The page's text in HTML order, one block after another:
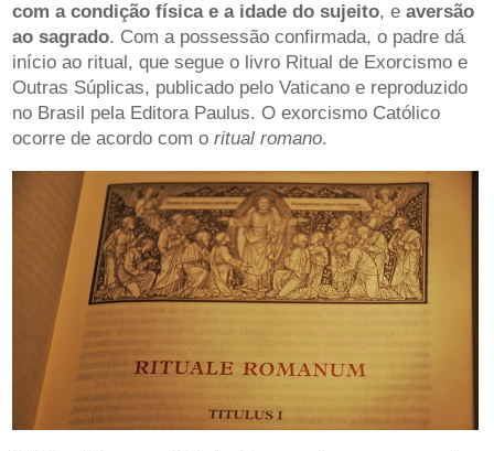
com a condição física e a idade do sujeito, e aversão
ao sagrado. Com a possessão confirmada, o padre dá
início ao ritual, que segue o livro Ritual de Exorcismo e
Outras Súplicas, publicado pelo Vaticano e reproduzido
no Brasil pela Editora Paulus. O exorcismo Católico
ocorre de acordo com o ritual romano.